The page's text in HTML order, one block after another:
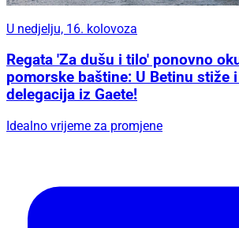
U nedjelju, 16. kolovoza
Regata 'Za dušu i tilo' ponovno
pomorske baštine: U Betinu stiže
delegacija iz Gaete!
Idealno vrijeme za promjene